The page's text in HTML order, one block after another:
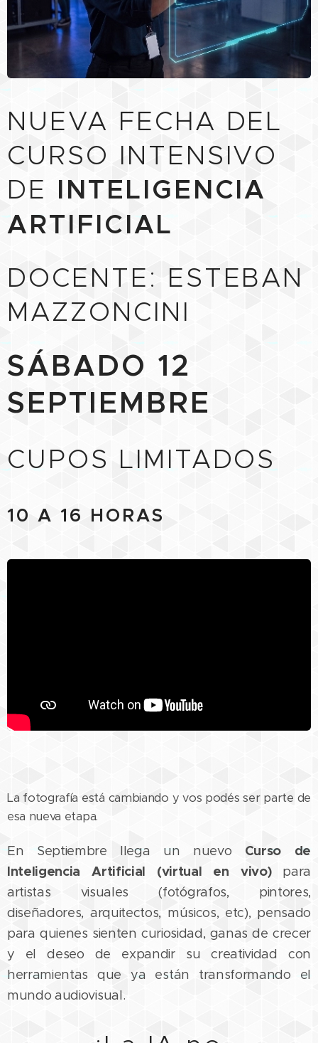
NUEVA FECHA DEL
CURSO INTENSIVO
DE INTELIGENCIA
ARTIFICIAL
DOCENTE: ESTEBAN
MAZZONCINI
SÁBADO 12
SEPTIEMBRE
CUPOS LIMITADOS
10 A 16 HORAS
La fotografía está cambiando y vos podés ser parte de
esa nueva etapa.
En Septiembre llega un nuevo Curso de
Inteligencia Artificial (virtual en vivo) para
artistas visuales (fotógrafos, pintores,
diseñadores, arquitectos, músicos, etc), pensado
para quienes sienten curiosidad, ganas de crecer
y el deseo de expandir su creatividad con
herramientas que ya están transformando el
mundo audiovisual.